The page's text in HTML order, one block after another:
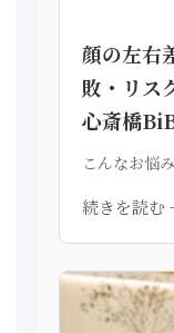
顔の左右
敗・リス
心斎橋
こんなお悩
続きを読